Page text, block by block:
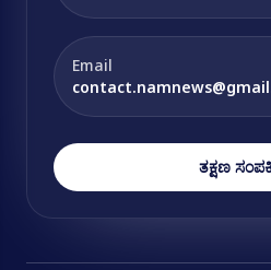
Email
ತಕ್ಷಣ